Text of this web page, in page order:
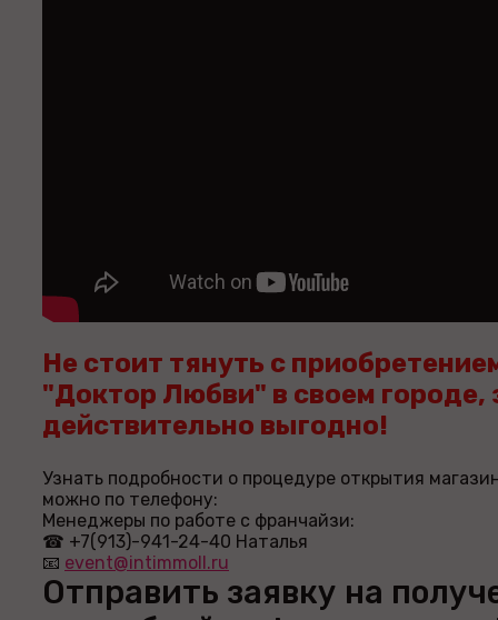
Не стоит тянуть с
"Доктор Любви" в своем городе,
действительно выгодно!
Узнать подробности о процедуре открытия
можно по телефону:
Менеджеры по работе с франчайзи:
☎ +7(913)-941-24-40 Наталья
📧 event@intimmoll.ru
Отправить заявку на